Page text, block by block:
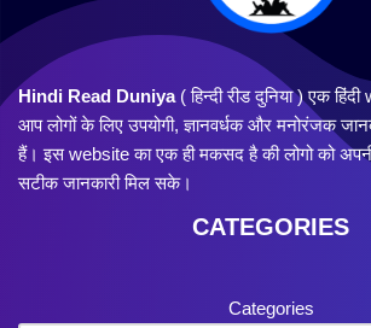
Hindi Read Duniya( हिन्दी रीड दुनिया ) एक
आप लोगों के लिए उपयोगी, ज्ञानवर्धक और मनोरंजक
हैं। इस website का एक ही मकसद है की लोगो को अपनी
सटीक जानकारी मिल सके।
CATEGORIES
Categories